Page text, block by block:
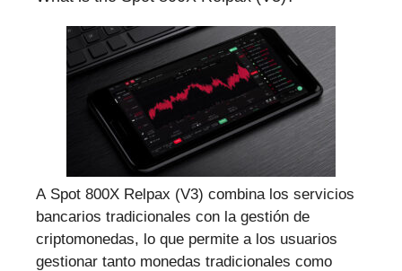
A Spot 800X Relpax (V3) combina los servicios
bancarios tradicionales con la gestión de
criptomonedas, lo que permite a los usuarios
gestionar tanto monedas tradicionales como